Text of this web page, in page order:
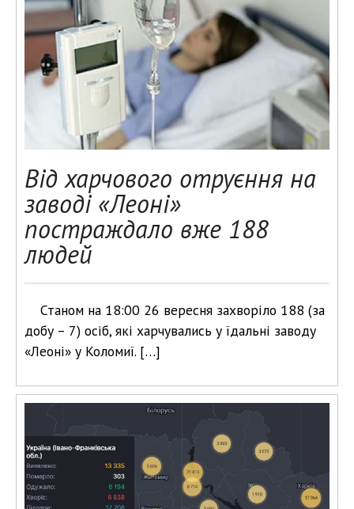
Від харчового отруєння на
заводі «Леоні»
постраждало вже 188
людей
Станом на 18:00 26 вересня захворіло 188 (за
добу – 7) осіб, які харчувались у їдальні заводу
«Леоні» у Коломиї. […]